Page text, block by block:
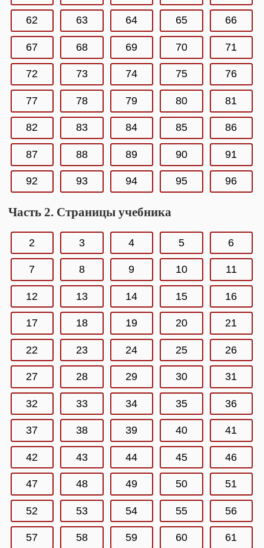
62 63 64 65 66
67 68 69 70 71
72 73 74 75 76
77 78 79 80 81
82 83 84 85 86
87 88 89 90 91
92 93 94 95 96
Часть 2. Страницы учебника
2 3 4 5 6
7 8 9 10 11
12 13 14 15 16
17 18 19 20 21
22 23 24 25 26
27 28 29 30 31
32 33 34 35 36
37 38 39 40 41
42 43 44 45 46
47 48 49 50 51
52 53 54 55 56
57 58 59 60 61